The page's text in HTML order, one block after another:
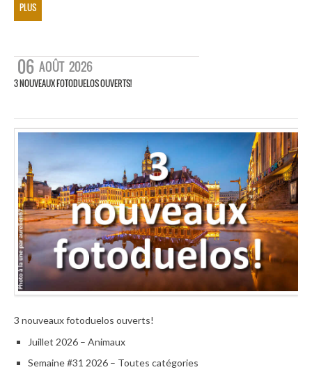
PLUS
06 AOÛT 2026
3 NOUVEAUX FOTODUELOS OUVERTS!
3 nouveaux fotoduelos ouverts!
Juillet 2026 – Animaux
Semaine #31 2026 – Toutes catégories